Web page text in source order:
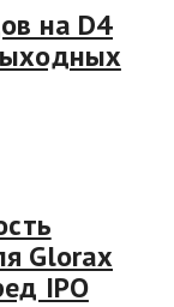
на D4
Glorax
IPO